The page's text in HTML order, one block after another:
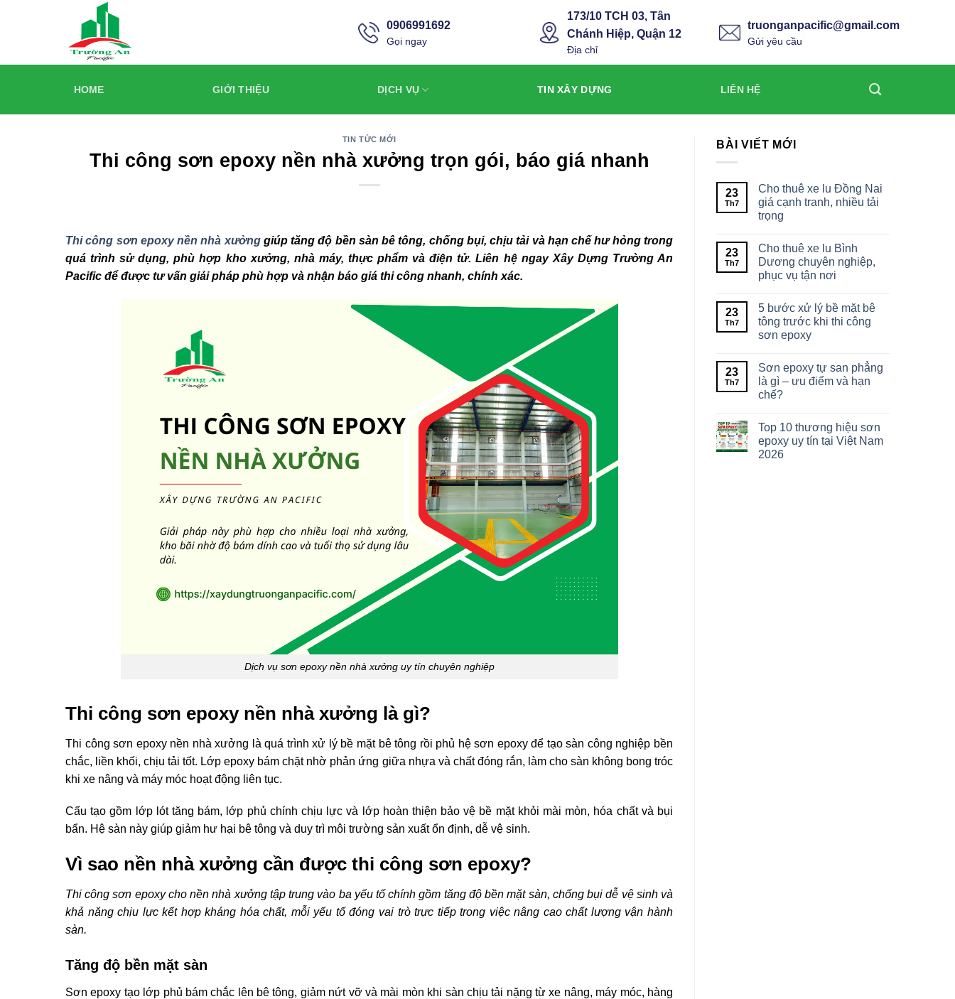
0906991692
Gọi ngay
173/10 TCH 03, Tân
Chánh Hiệp, Quận 12
Địa chỉ
truonganpacific@gmail.com
Gửi yêu cầu
HOME GIỚI THIỆU DỊCH VỤ TIN XÂY DỰNG LIÊN HỆ
TIN TỨC MỚI
Thi công sơn epoxy nền nhà xưởng trọn gói, báo giá nhanh
Thi công sơn epoxy nền nhà xưởnggiúp tăng độ bền sàn bê tông, chống bụi, chịu tải và hạn chế hư hỏng trong
quá trình sử dụng, phù hợp kho xưởng, nhà máy, thực phẩm và điện tử. Liên hệ ngay Xây Dựng Trường An
Pacific để được tư vấn giải pháp phù hợp và nhận báo giá thi công nhanh, chính xác.
Dịch vụ sơn epoxy nền nhà xưởng uy tín chuyên nghiệp
Thi công sơn epoxy nền nhà xưởng là gì?
Thi công sơn epoxy nền nhà xưởng là quá trình xử lý bề mặt bê tông rồi phủ hệ sơn epoxy để tạo sàn công nghiệp bền
chắc, liền khối, chịu tải tốt. Lớp epoxy bám chặt nhờ phản ứng giữa nhựa và chất đóng rắn, làm cho sàn không bong tróc
khi xe nâng và máy móc hoạt động liên tục.
Cấu tạo gồm lớp lót tăng bám, lớp phủ chính chịu lực và lớp hoàn thiện bảo vệ bề mặt khỏi mài mòn, hóa chất và bụi
bẩn. Hệ sàn này giúp giảm hư hại bê tông và duy trì môi trường sản xuất ổn định, dễ vệ sinh.
Vì sao nền nhà xưởng cần được thi công sơn epoxy?
Thi công sơn epoxy cho nền nhà xưởng tập trung vào ba yếu tố chính gồm tăng độ bền mặt sàn, chống bụi dễ vệ sinh và
khả năng chịu lực kết hợp kháng hóa chất, mỗi yếu tố đóng vai trò trực tiếp trong việc nâng cao chất lượng vận hành
sàn.
Tăng độ bền mặt sàn
Sơn epoxy tạo lớp phủ bám chắc lên bê tông, giảm nứt vỡ và mài mòn khi sàn chịu tải nặng từ xe nâng, máy móc, hàng
BÀI VIẾT MỚI
23
Th7
Cho thuê xe lu Đồng Nai
giá cạnh tranh, nhiều tải
trọng
23
Th7
Cho thuê xe lu Bình
Dương chuyên nghiệp,
phục vụ tận nơi
23
Th7
5 bước xử lý bề mặt bê
tông trước khi thi công
sơn epoxy
23
Th7
Sơn epoxy tự san phẳng
là gì – ưu điểm và hạn
chế?
Top 10 thương hiệu sơn
epoxy uy tín tại Việt Nam
2026